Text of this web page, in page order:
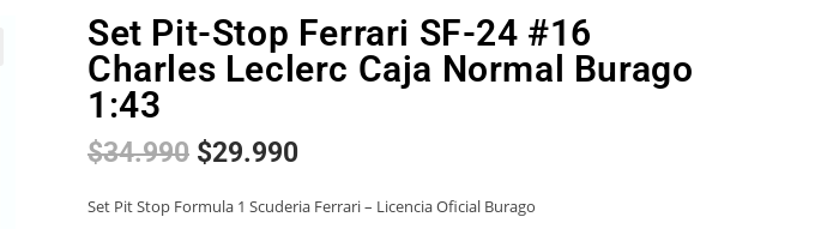
Set Pit-Stop Ferrari SF-24 #16
Charles Leclerc Caja Normal Burago
1:43
$34.990 $29.990
Set Pit Stop Formula 1 Scuderia Ferrari – Licencia Oficial Burago